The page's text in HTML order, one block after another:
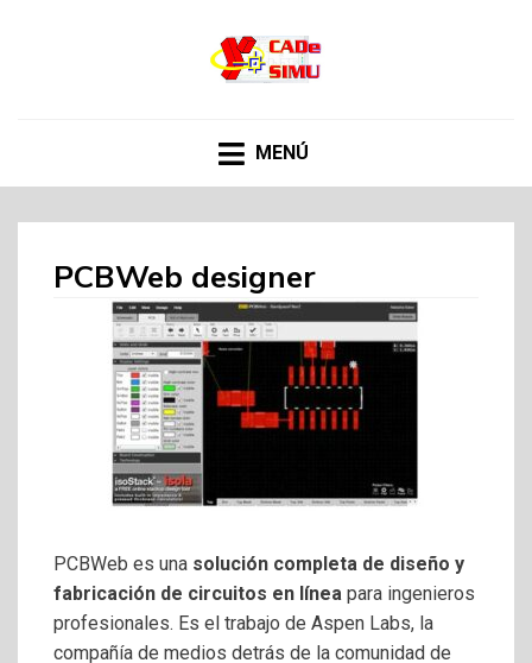
internet
MENÚ
PCBWeb designer
PCBWeb es una solución completa de diseño y
fabricación de circuitos en línea para ingenieros
profesionales. Es el trabajo de Aspen Labs, la
compañía de medios detrás de la comunidad de